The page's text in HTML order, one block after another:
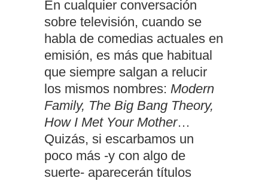
En cualquier conversación
sobre televisión, cuando se
habla de comedias actuales en
emisión, es más que habitual
que siempre salgan a relucir
los mismos nombres: Modern
Family, The Big Bang Theory,
How I Met Your Mother…
Quizás, si escarbamos un
poco más -y con algo de
suerte- aparecerán títulos